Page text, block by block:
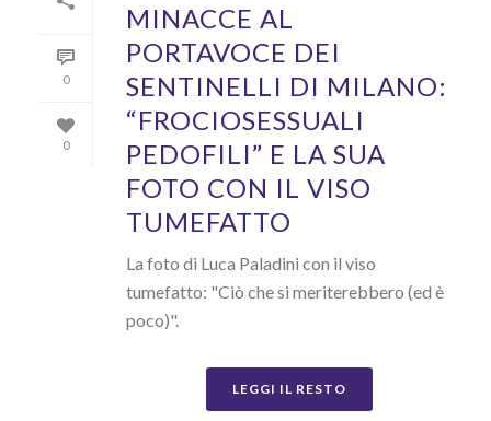
0
0
MINACCE AL
PORTAVOCE DEI
SENTINELLI DI MILANO:
“FROCIOSESSUALI
PEDOFILI” E LA SUA
FOTO CON IL VISO
TUMEFATTO
La foto di Luca Paladini con il viso
tumefatto: "Ciò che si meriterebbero (ed è
poco)".
LEGGI IL RESTO